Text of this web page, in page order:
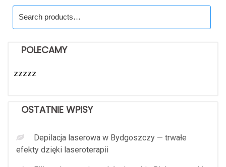
for:
POLECAMY
zzzzz
OSTATNIE WPISY
Depilacja laserowa w Bydgoszczy — trwałe
efekty dzięki laseroterapii